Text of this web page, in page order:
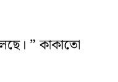
” কাকাতো